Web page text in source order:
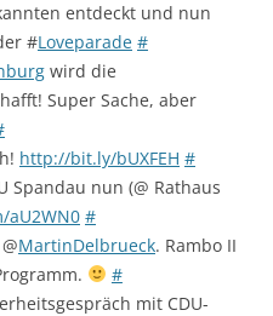
entdeckt und nun
#Loveparade #
wird die
Super Sache, aber
http://bit.ly/bUXFEH #
Spandau nun (@ Rathaus
aU2WN0 #
MartinDelbrueck. Rambo II
#
mit CDU-